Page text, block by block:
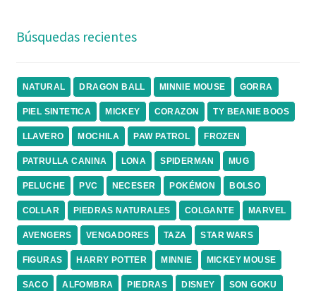
Búsquedas recientes
NATURAL DRAGON BALL MINNIE MOUSE GORRA
PIEL SINTETICA MICKEY CORAZON TY BEANIE BOOS
LLAVERO MOCHILA PAW PATROL FROZEN
PATRULLA CANINA LONA SPIDERMAN MUG
PELUCHE PVC NECESER POKÉMON BOLSO
COLLAR PIEDRAS NATURALES COLGANTE MARVEL
AVENGERS VENGADORES TAZA STAR WARS
FIGURAS HARRY POTTER MINNIE MICKEY MOUSE
SACO ALFOMBRA PIEDRAS DISNEY SON GOKU